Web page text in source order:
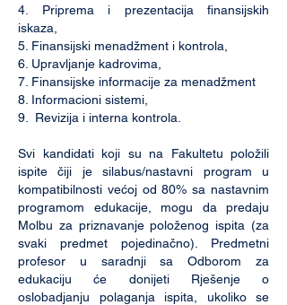
4. Priprema i prezentacija finansijskih
iskaza,
5. Finansijski menadžment i kontrola,
6. Upravljanje kadrovima,
7. Finansijske informacije za menadžment
8. Informacioni sistemi,
9. Revizija i interna kontrola.
Svi kandidati koji su na Fakultetu položili
ispite čiji je silabus/nastavni program u
kompatibilnosti većoj od 80% sa nastavnim
programom edukacije, mogu da predaju
Molbu za priznavanje položenog ispita (za
svaki predmet pojedinačno). Predmetni
profesor u saradnji sa Odborom za
edukaciju će donijeti Rješenje o
oslobadjanju polaganja ispita, ukoliko se